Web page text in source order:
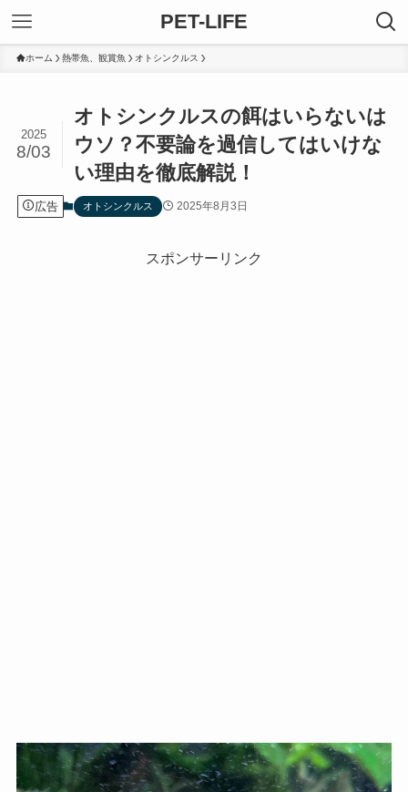
PET-LIFE
ホーム 熱帯魚、観賞魚 オトシンクルス
オトシンクルスの餌はいらないは
ウソ？不要論を過信してはいけな
い理由を徹底解説！
2025
8/03
広告 オトシンクルス 2025年8月3日
スポンサーリンク